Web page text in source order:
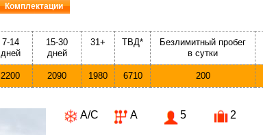
Комплектации
7-14
дней
15-30
дней
31+ ТВД*
Безлимитный пробег
в сутки
2200 2090 1980 6710 200
A/C А 5 2